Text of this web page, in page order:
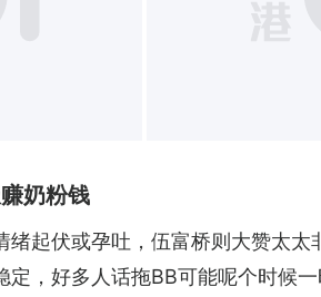
奶粉钱
绪起伏或孕吐，伍富桥则大赞太
定，好多人话拖BB可能呢个时候